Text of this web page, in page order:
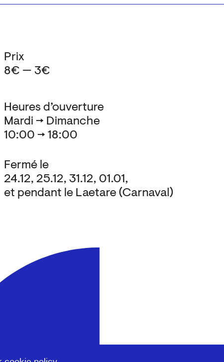
Heures d’ouverture
Mardi → Dimanche
10:00 → 18:00
Fermé le
24.12, 25.12, 31.12, 01.01,
et pendant le Laetare (Carnaval)
Prix
8€ — 3€